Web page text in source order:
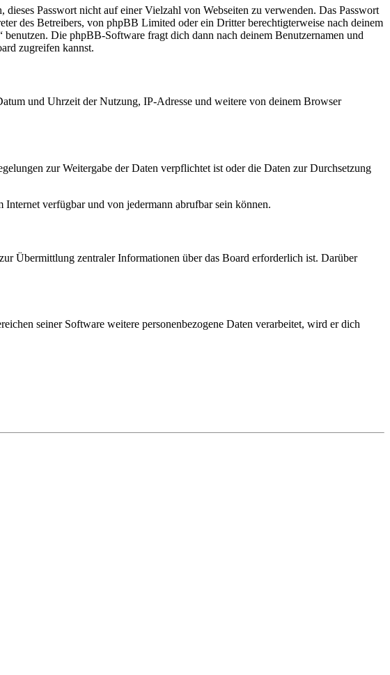
Passwort nicht auf einer Vielzahl von Webseiten zu verwenden. Das Passwort
des Betreibers, von phpBB Limited oder ein Dritter berechtigterweise nach deinem
Die phpBB-Software fragt dich dann nach deinem Benutzernamen und
zugreifen kannst.
und Uhrzeit der Nutzung, IP-Adresse und weitere von deinem Browser
zur Weitergabe der Daten verpflichtet ist oder die Daten zur Durchsetzung
verfügbar und von jedermann abrufbar sein können.
Übermittlung zentraler Informationen über das Board erforderlich ist. Darüber
seiner Software weitere personenbezogene Daten verarbeitet, wird er dich